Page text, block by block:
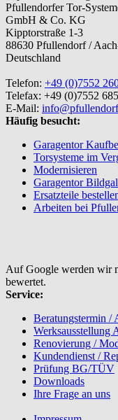
Pfullendorfer Tor-
GmbH & Co. KG
Kipptorstraße 1-3
88630 Pfullendorf /
Deutschland
Telefon: +49 (0)7552
Telefax: +49 (0)7552
E-Mail:
Häufig besucht:
Garagentor
Torsysteme im
Modernisieren
Garagentor
Ersatzteile
Arbeiten bei
Auf Google werden wir
bewertet.
Service:
Beratungstermin /
Werksausstellung
Renovierung /
Kundendienst /
Prüfung BG/TÜV
Downloads
Ihre Frage an uns